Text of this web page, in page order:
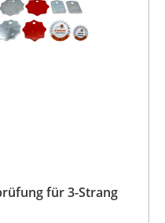
für 3-Strang